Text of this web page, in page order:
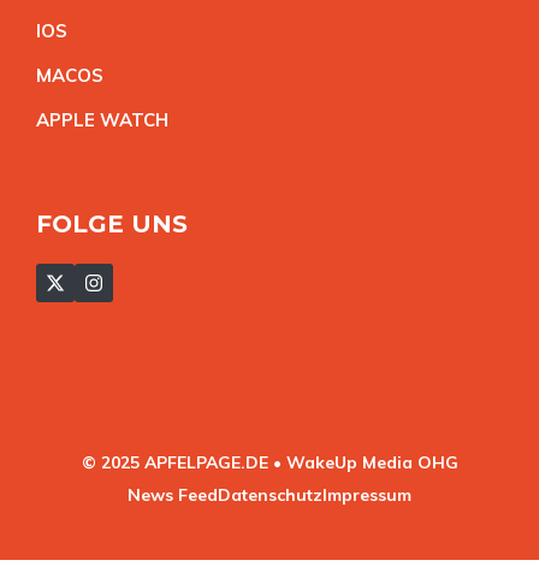
IOS
MACOS
APPLE WATCH
FOLGE UNS
© 2025 APFELPAGE.DE • WakeUp Media OHG
News FeedDatenschutzImpressum